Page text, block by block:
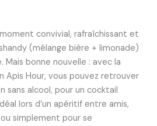
convivial, rafraîchissant et
(mélange bière + limonade)
bonne nouvelle : avec la
Apis Hour, vous pouvez retrouver
sans alcool, pour un cocktail
lors d’un apéritif entre amis,
simplement pour se